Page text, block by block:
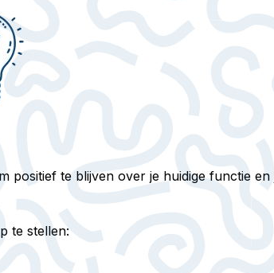
te blijven over je huidige functie
te stellen: